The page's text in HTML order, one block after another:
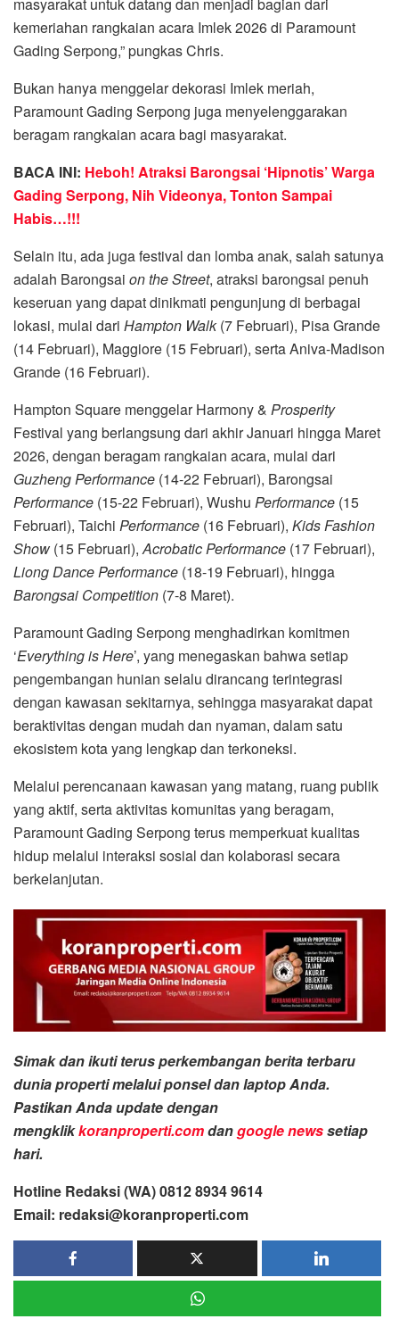
kemeriahan rangkaian acara Imlek 2026 di Paramount
Gading Serpong,” pungkas Chris.
Bukan hanya menggelar dekorasi Imlek meriah,
Paramount Gading Serpong juga menyelenggarakan
beragam rangkaian acara bagi masyarakat.
BACA INI: Heboh! Atraksi Barongsai ‘Hipnotis’ Warga
Gading Serpong, Nih Videonya, Tonton Sampai
Habis…!!!
Selain itu, ada juga festival dan lomba anak, salah satunya
adalah Barongsai on the Street, atraksi barongsai penuh
keseruan yang dapat dinikmati pengunjung di berbagai
lokasi, mulai dari Hampton Walk(7 Februari), Pisa Grande
(14 Februari), Maggiore (15 Februari), serta Aniva-Madison
Grande (16 Februari).
Hampton Square menggelar Harmony & Prosperity
Festival yang berlangsung dari akhir Januari hingga Maret
2026, dengan beragam rangkaian acara, mulai dari
Guzheng Performance (14-22 Februari), Barongsai
Performance (15-22 Februari), Wushu Performance (15
Februari), Taichi Performance (16 Februari), Kids Fashion
Show (15 Februari),Acrobatic Performance (17 Februari),
Liong Dance Performance (18-19 Februari), hingga
Barongsai Competition (7-8 Maret).
Paramount Gading Serpong menghadirkan komitmen
‘Everything is Here’, yang menegaskan bahwa setiap
pengembangan hunian selalu dirancang terintegrasi
dengan kawasan sekitarnya, sehingga masyarakat dapat
beraktivitas dengan mudah dan nyaman, dalam satu
ekosistem kota yang lengkap dan terkoneksi.
Melalui perencanaan kawasan yang matang, ruang publik
yang aktif, serta aktivitas komunitas yang beragam,
Paramount Gading Serpong terus memperkuat kualitas
hidup melalui interaksi sosial dan kolaborasi secara
berkelanjutan.
Simak dan ikuti terus perkembangan berita terbaru
dunia properti melalui ponsel dan laptop Anda.
Pastikan Anda update dengan
mengklikkoranproperti.comdangoogle newssetiap
hari.
Hotline Redaksi (WA) 0812 8934 9614
Email: redaksi@koranproperti.com